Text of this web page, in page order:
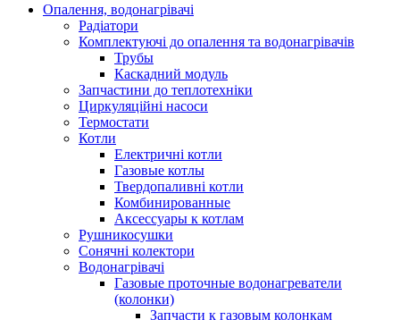
Опалення, водонагрівачі
Радіатори
Комплектуючі до опалення та водонагрівачів
Трубы
Каскадний модуль
Запчастини до теплотехніки
Циркуляційні насоси
Термостати
Котли
Електричні котли
Газовые котлы
Твердопаливні котли
Комбинированные
Аксессуары к котлам
Рушникосушки
Сонячні колектори
Водонагрівачі
Газовые проточные водонагреватели
(колонки)
Запчасти к газовым колонкам